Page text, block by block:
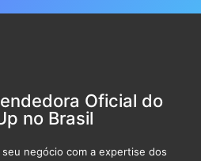
Oficial do
no Brasil
negócio com a expertise dos